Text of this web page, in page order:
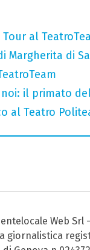
al
Margherita di
il primato
al Teatro
Web Srl
giornalistica